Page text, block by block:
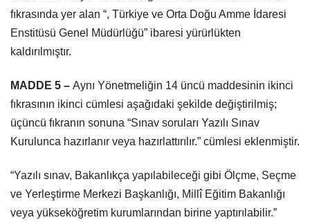
fıkrasında yer alan “, Türkiye ve Orta Doğu Amme İdaresi
Enstitüsü Genel Müdürlüğü” ibaresi yürürlükten
kaldırılmıştır.
MADDE 5 – Aynı Yönetmeliğin 14 üncü maddesinin ikinci
fıkrasının ikinci cümlesi aşağıdaki şekilde değiştirilmiş;
üçüncü fıkranın sonuna “Sınav soruları Yazılı Sınav
Kurulunca hazırlanır veya hazırlattırılır.” cümlesi eklenmiştir.
“Yazılı sınav, Bakanlıkça yapılabileceği gibi Ölçme, Seçme
ve Yerleştirme Merkezi Başkanlığı, Millî Eğitim Bakanlığı
veya yükseköğretim kurumlarından birine yaptırılabilir.”